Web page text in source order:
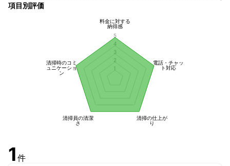
項目別評価
料金に対する
納得感
電話・チャッ
ト対応
清掃の仕上が
り
清掃員の清潔
さ
清掃時のコミ
ュニケーショ
ン
1
2
3
4
5
1 件